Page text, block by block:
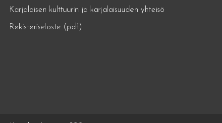
Karjalaisen kulttuurin ja karjalaisuuden yhteisö
Rekisteriseloste (pdf)